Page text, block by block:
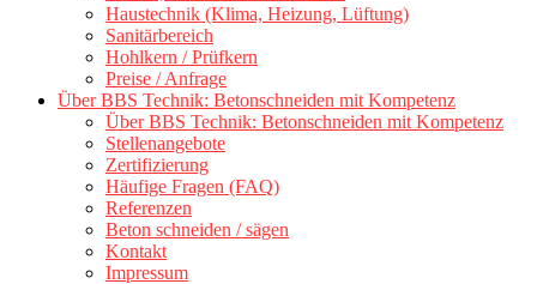
Haustechnik (Klima, Heizung, Lüftung)
Sanitärbereich
Hohlkern / Prüfkern
Preise / Anfrage
Über BBS Technik: Betonschneiden mit Kompetenz
Über BBS Technik: Betonschneiden mit Kompetenz
Stellenangebote
Zertifizierung
Häufige Fragen (FAQ)
Referenzen
Beton schneiden / sägen
Kontakt
Impressum